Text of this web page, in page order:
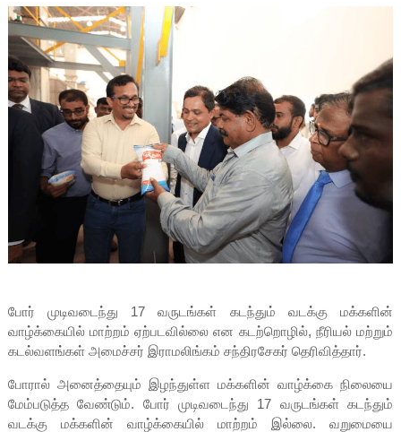
போர் முடிவடைந்து 17 வருடங்கள் கடந்தும் வடக்கு மக்களின்
வாழ்க்கையில் மாற்றம் ஏற்படவில்லை என கடற்றொழில், நீரியல் மற்றும்
கடல்வளங்கள் அமைச்சர் இராமலிங்கம் சந்திரசேகர் தெரிவித்தார்.
போரால் அனைத்தையும் இழந்துள்ள மக்களின் வாழ்க்கை நிலையை
மேம்படுத்த வேண்டும். போர் முடிவடைந்து 17 வருடங்கள் கடந்தும்
வடக்கு மக்களின் வாழ்க்கையில் மாற்றம் இல்லை. வறுமையை